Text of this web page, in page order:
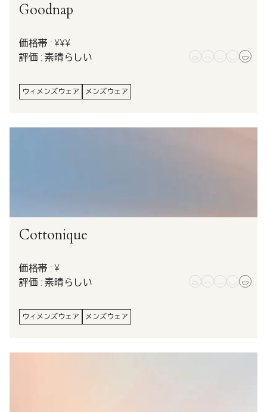
Goodnap
価格帯 : ¥¥¥
評価 : 素晴らしい
ウィメンズウェア メンズウェア
Cottonique
価格帯 : ¥
評価 : 素晴らしい
ウィメンズウェア メンズウェア